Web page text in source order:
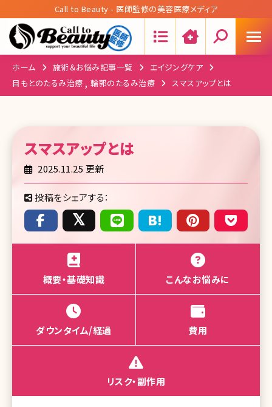
Call to Beauty - 医師監修の美容医療メディア
ホーム 施術＆お悩み記事一覧
エイジングケア
目もとのたるみ治療
輪郭のたるみ治療 スマスアップとは
スマスアップとは
2025.11.25 更新
投稿をシェアする：
概要・基礎知識 こんなお悩みに
ダウンタイム/経過 費用
リスク・副作用